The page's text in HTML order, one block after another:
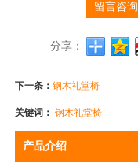
留言咨询
分享：
下一条：钢木礼堂椅
关键词：钢木礼堂椅
产品介绍